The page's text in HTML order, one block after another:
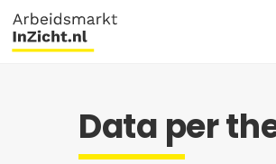
Data per